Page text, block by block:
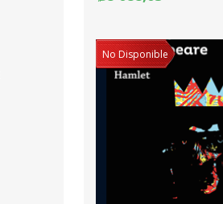
No Disponible